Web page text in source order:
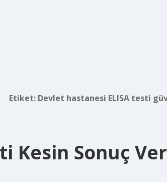
Etiket: Devlet hastanesi ELISA testi
Kesin Sonuç